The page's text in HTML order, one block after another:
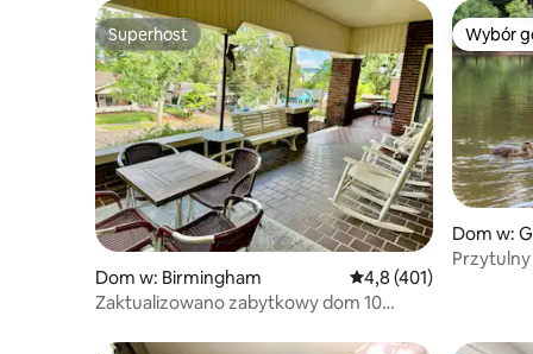
Superhost
Superhost
Dom w: Birmingham Średnia ocena: 4,8 na
4,8 (401)
Zaktualizowano zabytkowy dom 10
Wybór
Wybór
Dom w: